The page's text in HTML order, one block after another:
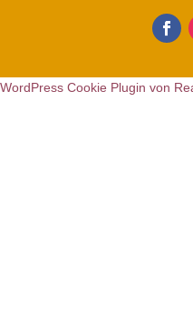
WordPress Cookie Plugin von